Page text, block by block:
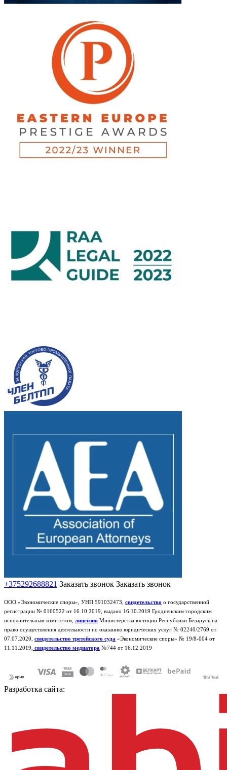
+375292688821 Заказать звонок Заказать звонок
ООО «Экономические споры», УНП 591032473, свидетельство о государственной
регистрации № 0160522 от 16.10.2019, выдано 16.10.2019 Гродненским городским
исполнительным комитетом, лицензия Министерства юстиции Республики Беларусь на
право осуществления деятельности по оказанию юридических услуг № 02240/2769 от
07.07.2020, свидетельство третейского суда «Экономические споры» № 19/8-004 от
11.11.2019, свидетельство медиатора №744 от 16.12.2019
Разработка сайта: